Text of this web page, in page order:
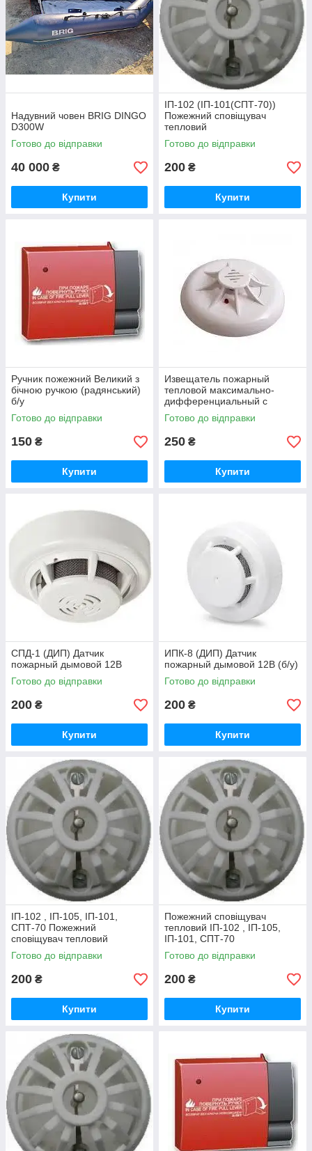
Надувний човен BRIG DINGO
D300W
Готово до відправки
40 000 ₴
Купити
ІП-102 (ІП-101(СПТ-70))
Пожежний сповіщувач
тепловий
Готово до відправки
200 ₴
Купити
Ручник пожежний Великий з
бічною ручкою (радянський)
б/у
Готово до відправки
150 ₴
Купити
Извещатель пожарный
тепловой максимально-
дифференциальный с
индикацией дежурного
режима ТПТ-4
Готово до відправки
250 ₴
Купити
CПД-1 (ДИП) Датчик
пожарный дымовой 12В
Готово до відправки
200 ₴
Купити
ИПК-8 (ДИП) Датчик
пожарный дымовой 12В (б/у)
Готово до відправки
200 ₴
Купити
ІП-102 , ІП-105, ІП-101,
СПТ-70 Пожежний
сповіщувач тепловий
Готово до відправки
200 ₴
Купити
Пожежний сповіщувач
тепловий ІП-102 , ІП-105,
ІП-101, СПТ-70
Готово до відправки
200 ₴
Купити